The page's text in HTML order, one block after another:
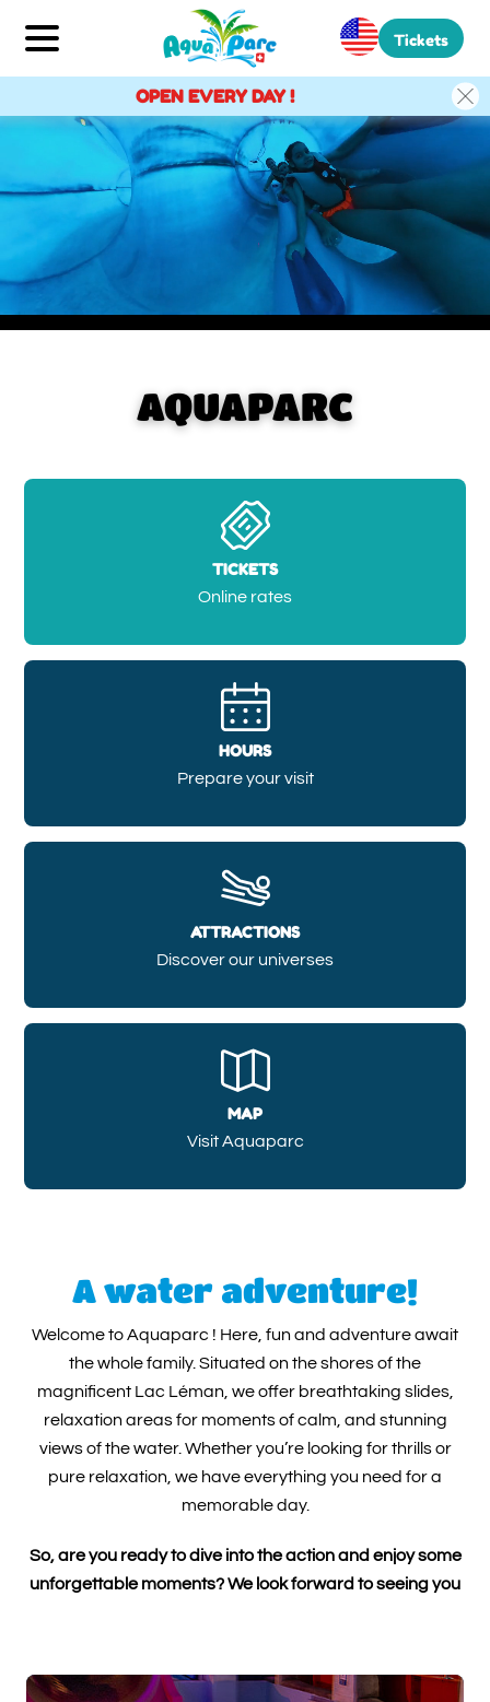
Tickets
OPEN EVERY DAY !
AQUAPARC
TICKETS
Online rates
HOURS
Prepare your visit
ATTRACTIONS
Discover our universes
MAP
Visit Aquaparc
A water adventure!
Welcome to Aquaparc ! Here, fun and adventure await
the whole family. Situated on the shores of the
magnificent Lac Léman, we offer breathtaking slides,
relaxation areas for moments of calm, and stunning
views of the water. Whether you’re looking for thrills or
pure relaxation, we have everything you need for a
memorable day.
So, are you ready to dive into the action and enjoy some
unforgettable moments? We look forward to seeing you